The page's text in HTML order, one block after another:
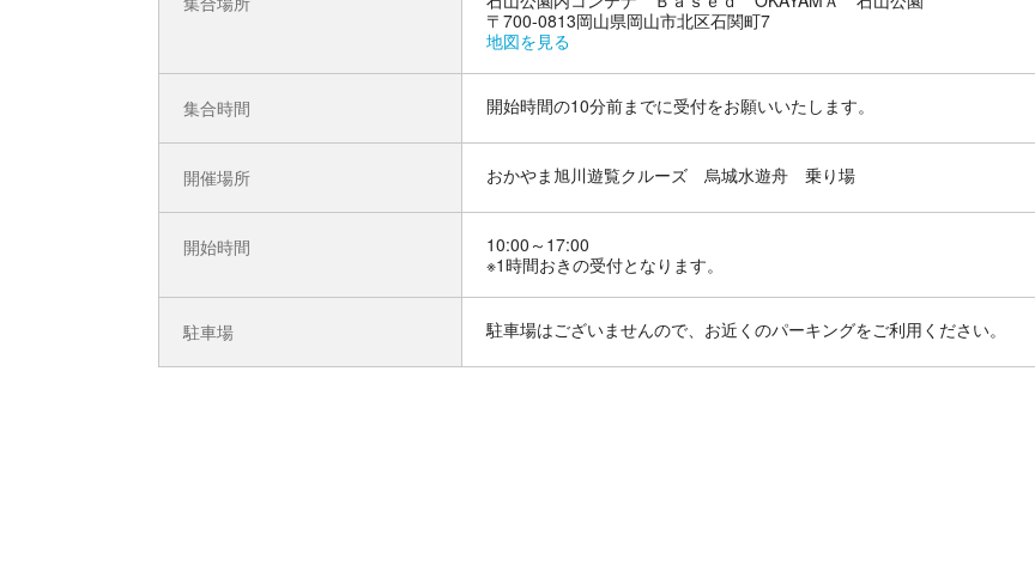
〒700-0813岡山県岡山市北区石関町7
地図を見る
集合時間 開始時間の10分前までに受付をお願いいたします。
開催場所 おかやま旭川遊覧クルーズ 烏城水遊舟 乗り場
開始時間
10:00～17:00
※1時間おきの受付となります。
駐車場 駐車場はございませんので、お近くのパーキングをご利用ください。